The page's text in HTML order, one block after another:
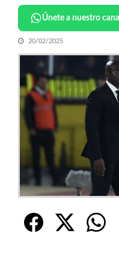
Únete a nuestro
20/02/2025